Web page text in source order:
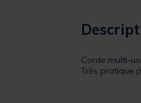
Corde multi-
Très pratique